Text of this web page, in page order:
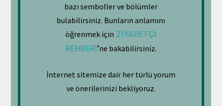
Çocuklara Haberler Şubat sayısını indirin
bazı semboller ve bölümler
bulabilirsiniz. Bunların anlamını
öğrenmek için ZİYARETÇİ
REHBERİ’ne bakabilirsiniz.
İnternet sitemize dair her türlü yorum
ve önerilerinizi bekliyoruz.